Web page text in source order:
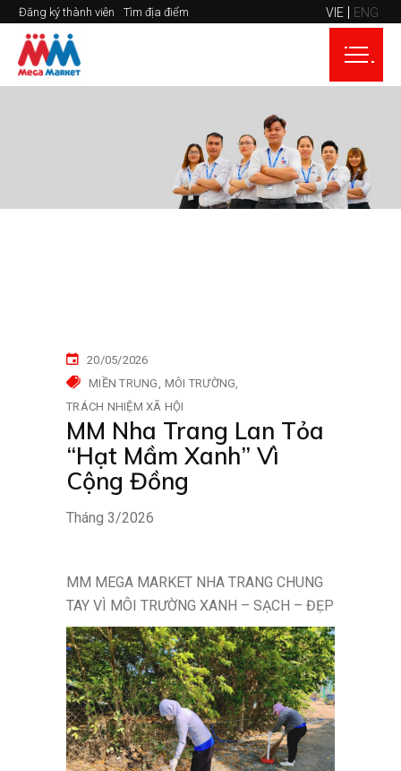
Đăng ký thành viên Tìm địa điểm VIE ENG
20/05/2026
MIỀN TRUNG MÔI TRƯỜNG
TRÁCH NHIỆM XÃ HỘI
MM Nha Trang Lan Tỏa
“Hạt Mầm Xanh” Vì
Cộng Đồng
Tháng 3/2026
MM MEGA MARKET NHA TRANG CHUNG
TAY VÌ MÔI TRƯỜNG XANH – SẠCH – ĐẸP